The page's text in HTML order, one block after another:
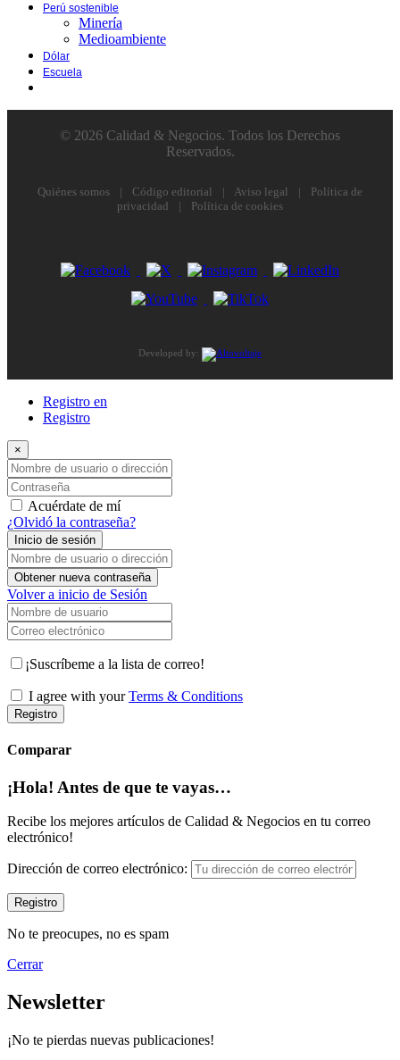
Perú sostenible
Minería
Medioambiente
Dólar
Escuela
© 2026 Calidad & Negocios. Todos los Derechos
Reservados.
Quiénes somos | Código editorial | Aviso legal |
Política de
privacidad
| Política de cookies
Developed by:
Registro en
Registro
×
Nombre de usuario o dirección de correo electrónico
Contraseña
Acuérdate de mí
¿Olvidó la contraseña?
Inicio de sesión
Nombre de usuario o dirección de correo electrónico
Obtener nueva contraseña
Volver a inicio de Sesión
Nombre de usuario
Correo electrónico
¡Suscríbeme a la lista de correo!
I agree with yourTerms & Conditions
Registro
Comparar
¡Hola! Antes de que te vayas…
Recibe los mejores artículos de Calidad & Negocios en tu correo
electrónico!
Dirección de correo electrónico:
No te preocupes, no es spam
Cerrar
Newsletter
¡No te pierdas nuevas publicaciones!